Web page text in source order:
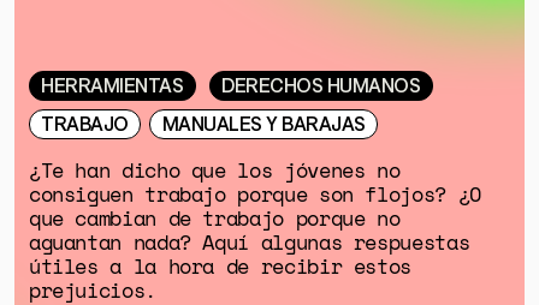
HERRAMIENTAS
DERECHOS HUMANOS
TRABAJO
MANUALES Y BARAJAS
¿Te han dicho que los jóvenes no
consiguen trabajo porque son flojos? ¿O
que cambian de trabajo porque no
aguantan nada? Aquí algunas respuestas
útiles a la hora de recibir estos
prejuicios.